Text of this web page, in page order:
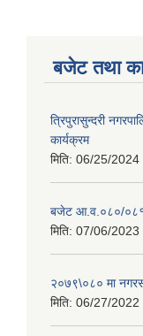
बजेट तथा
त्रिपुरासुन्दरी
कार्यक्रम
मिति: 06/25/2024
बजेट आ.व.०८०/
मिति: 07/06/2023
२०७९\०८० मा
मिति: 06/27/2022